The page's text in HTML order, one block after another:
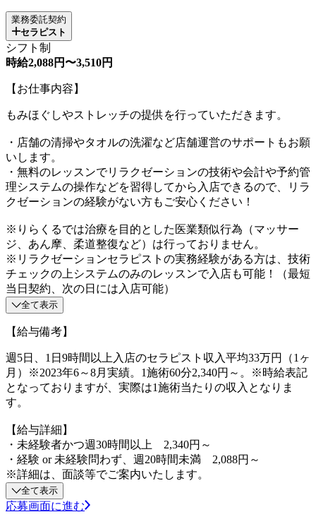
業務委託契約
セラピスト
シフト制
時給2,088円〜3,510円
【お仕事内容】
もみほぐしやストレッチの提供を行っていただきます。
・店舗の清掃やタオルの洗濯など店舗運営のサポートもお願
いします。
・無料のレッスンでリラクゼーションの技術や会計や予約管
理システムの操作などを習得してから入店できるので、リラ
クゼーションの経験がない方もご安心ください！
※りらくるでは治療を目的とした医業類似行為（マッサー
ジ、あん摩、柔道整復など）は行っておりません。
※リラクゼーションセラピストの実務経験がある方は、技術
チェックの上システムのみのレッスンで入店も可能！（最短
当日契約、次の日には入店可能）
全て表示
【給与備考】
週5日、1日9時間以上入店のセラピスト収入平均33万円（1ヶ
月）※2023年6～8月実績。1施術60分2,340円～。※時給表記
となっておりますが、実際は1施術当たりの収入となりま
す。
【給与詳細】
・未経験者かつ週30時間以上 2,340円～
・経験 or 未経験問わず、週20時間未満 2,088円～
※詳細は、面談等でご案内いたします。
全て表示
応募画面に進む